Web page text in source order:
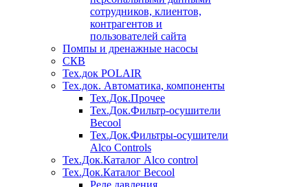
сотрудников, клиентов,
контрагентов и
пользователей сайта
Помпы и дренажные насосы
СКВ
Тех.док POLAIR
Тех.док. Автоматика, компоненты
Тех.Док.Прочее
Тех.Док.Фильтр-осушители
Becool
Тех.Док.Фильтры-осушители
Alco Controls
Тех.Док.Каталог Alco control
Тех.Док.Каталог Becool
Реле давления